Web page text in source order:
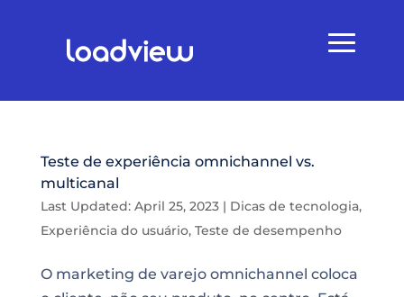
Teste de experiência omnichannel vs.
multicanal
Last Updated: April 25, 2023| Dicas de tecnologia,
Experiência do usuário, Teste de desempenho
O marketing de varejo omnichannel coloca